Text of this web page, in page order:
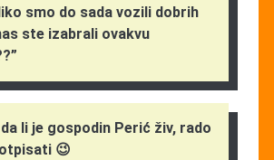
smo do sada vozili dobrih
ste izabrali ovakvu
li je gospodin Perić živ, rado
😉